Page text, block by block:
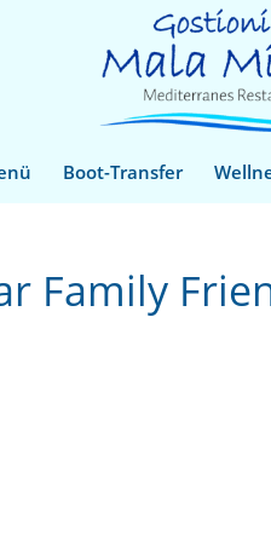
Boot-Transfer
Family